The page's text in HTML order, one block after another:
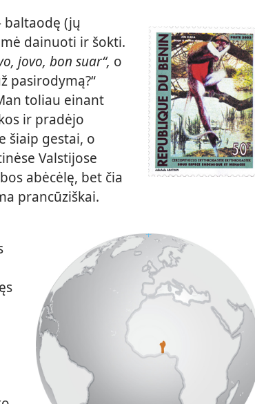
baltaodę (jų
dainuoti ir šokti.
jovo, bon suar“, o
pasirodymą?“
toliau einant
ir pradėjo
šiaip gestai, o
Valstijose
abėcėlę, bet čia
prancūziškai.